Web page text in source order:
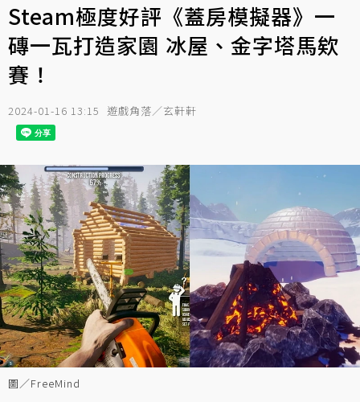
Steam極度好評《蓋房模擬器》一
磚一瓦打造家園 冰屋、金字塔馬欸
賽！
2024-01-16 13:15 遊戲角落／玄軒軒
圖／FreeMind